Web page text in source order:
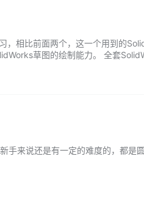
相比前面两个，这一个用到的
草图的绘制能力。 全套
来说还是有一定的难度的，都是